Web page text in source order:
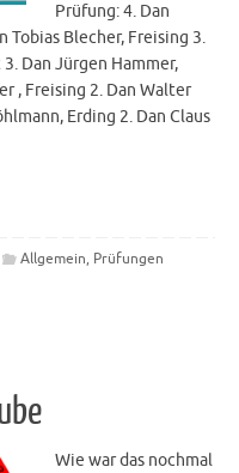
Prüfung: 4. Dan
Tobias Blecher, Freising 3.
Dan Jürgen Hammer,
, Freising 2. Dan Walter
Erding 2. Dan Claus
Allgemein, Prüfungen
Wie war das nochmal